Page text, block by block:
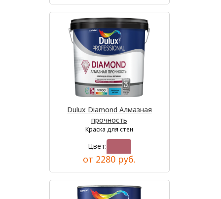
Dulux Diamond Алмазная
прочность
Краска для стен
Цвет:
от 2280 руб.